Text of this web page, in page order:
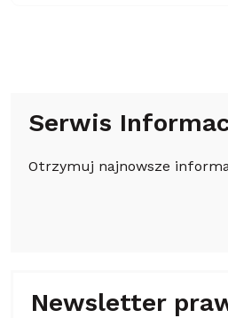
Serwis
Otrzymuj najnowsze
Newsletter